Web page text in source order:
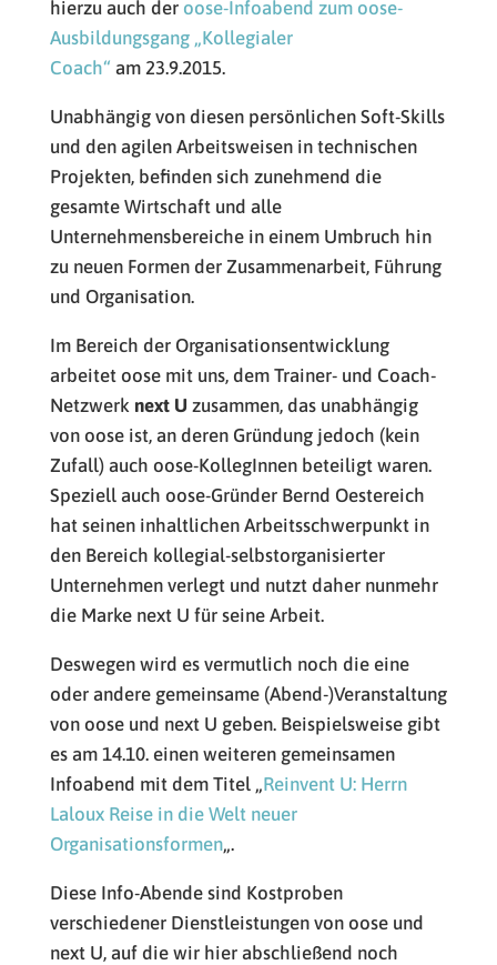
hierzu auch der oose-Infoabend zum oose-
Ausbildungsgang „Kollegialer
Coach“ am 23.9.2015.
Unabhängig von diesen persönlichen Soft-Skills
und den agilen Arbeitsweisen in technischen
Projekten, befinden sich zunehmend die
gesamte Wirtschaft und alle
Unternehmensbereiche in einem Umbruch hin
zu neuen Formen der Zusammenarbeit, Führung
und Organisation.
Im Bereich der Organisationsentwicklung
arbeitet oose mit uns, dem Trainer- und Coach-
Netzwerk next U zusammen, das unabhängig
von oose ist, an deren Gründung jedoch (kein
Zufall) auch oose-KollegInnen beteiligt waren.
Speziell auch oose-Gründer Bernd Oestereich
hat seinen inhaltlichen Arbeitsschwerpunkt in
den Bereich kollegial-selbstorganisierter
Unternehmen verlegt und nutzt daher nunmehr
die Marke next U für seine Arbeit.
Deswegen wird es vermutlich noch die eine
oder andere gemeinsame (Abend-)Veranstaltung
von oose und next U geben. Beispielsweise gibt
es am 14.10. einen weiteren gemeinsamen
Infoabend mit dem Titel „Reinvent U: Herrn
Laloux Reise in die Welt neuer
Organisationsformen„.
Diese Info-Abende sind Kostproben
verschiedener Dienstleistungen von oose und
next U, auf die wir hier abschließend noch